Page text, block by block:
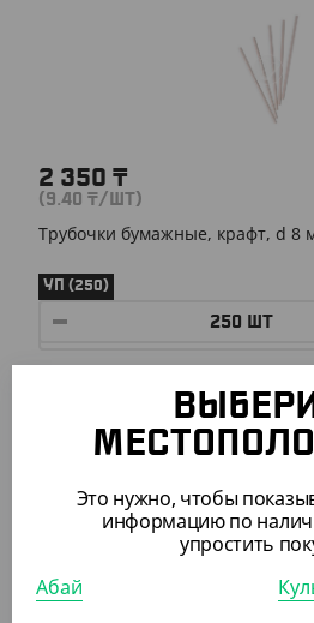
2 350 ₸
(9.40 ₸/ШТ)
Трубочки бумажные, крафт, d 8
УП (250)
706.40
(706.40
Это нужно, чтобы
информацию по
упростить
Абай